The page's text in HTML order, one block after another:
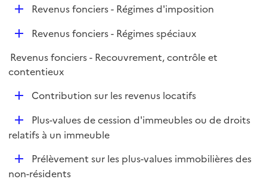
r
D
i
e
Revenus fonciers - Régimes d'imposition
D
p
l
Revenus fonciers - Régimes spéciaux
Revenus fonciers - Recouvrement, contrôle et
contentieux
D
l
Contribution sur les revenus locatifs
D
é
i
Plus-values de cession d'immeubles ou de droits
relatifs à un immeuble
D
é
Prélèvement sur les plus-values immobilières des
non-résidents